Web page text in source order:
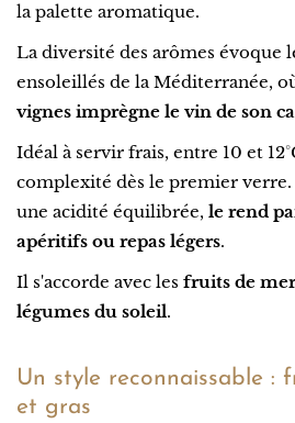
la palette aromatique.
La diversité des arômes évoque
ensoleillés de la Méditerranée,
vignes imprègne le vin de son
Idéal à servir frais, entre 10 et
complexité dès le premier verre.
une acidité équilibrée, le rend
apéritifs ou repas légers.
Il s'accorde avec les fruits de
légumes du soleil.
Un style reconnaissable :
et gras